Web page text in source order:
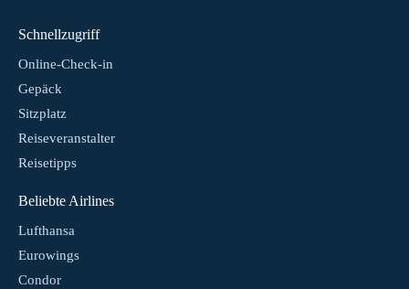
Schnellzugriff
Online-Check-in
Gepäck
Sitzplatz
Reiseveranstalter
Reisetipps
Beliebte Airlines
Lufthansa
Eurowings
Condor